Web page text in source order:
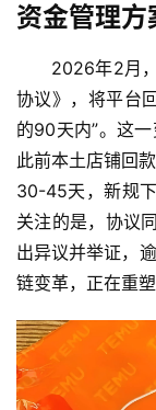
资金管理方
2026年2月
协议》，将平台
的90天内”。这
此前本土店铺回
30-45天，新规
关注的是，协议
出异议并举证，
链变革，正在重